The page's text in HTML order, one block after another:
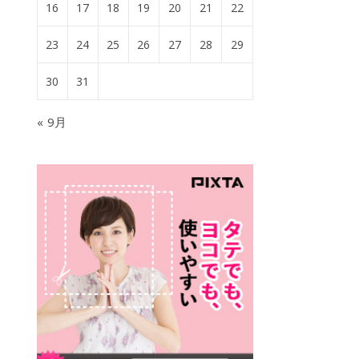
16 17 18 19 20 21 22
23 24 25 26 27 28 29
30 31
« 9月